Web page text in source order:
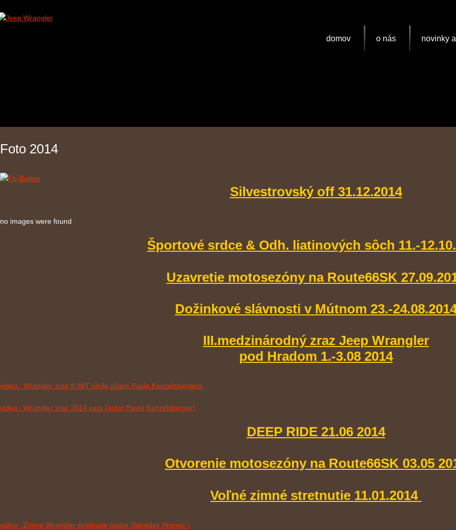
domov o nás novinky
Foto 2014
Silvestrovský off 31.12.2014
no images were found
Športové srdce & Odh. liatinových sôch 11.-
Uzavretie motosezóny na Route66SK
Dožinkové slávnosti v Mútnom 23.-
III.medzinárodný zraz Jeep Wrangler
pod Hradom 1.-3.08 2014
video : Wrangler zraz ft.IMT smile očami Pavla Kanzelsbergera
video : Wrangler zraz 2014 cars (autor Pavol Kanzelsberger)
DEEP RIDE 21.06 2014
Otvorenie motosezóny na Route66SK 03.05
Voľné zimné stretnutie 11.01.2014
video : Zimné Wrangler stretnutie (autor Stanislav Hronec )